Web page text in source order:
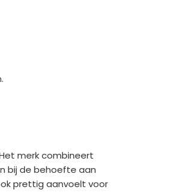
merk combineert
bij de behoefte aan
prettig aanvoelt voor